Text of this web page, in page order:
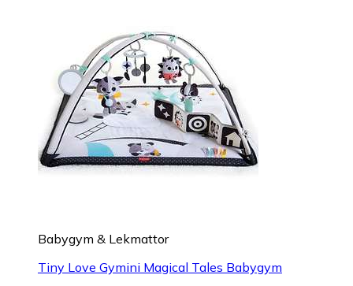
Babygym & Lekmattor
Tiny Love Gymini Magical Tales Babygym